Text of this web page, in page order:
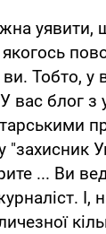
уявити,
Тобто, у
У вас блог з
"захисник
... Ви
І,